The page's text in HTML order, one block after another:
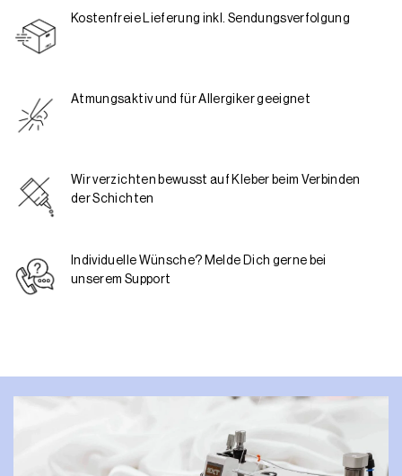
Kostenfreie Lieferung inkl. Sendungsverfolgung
Atmungsaktiv und für Allergiker geeignet
Wir verzichten bewusst auf Kleber beim Verbinden
der Schichten
Individuelle Wünsche? Melde Dich gerne bei
unserem Support